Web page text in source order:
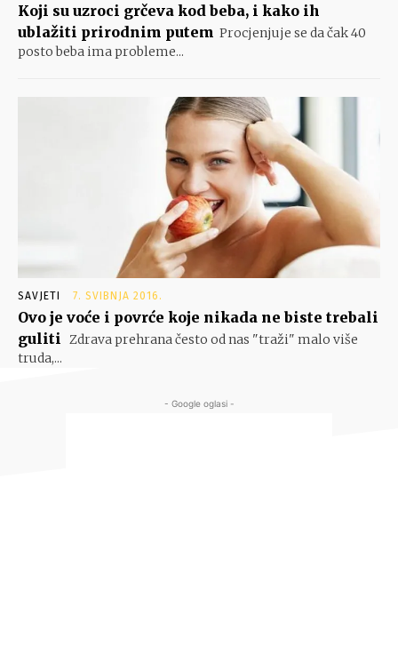
Koji su uzroci grčeva kod beba, i kako ih
ublažiti prirodnim putem Procjenjuje se da čak 40
posto beba ima probleme...
SAVJETI 7. SVIBNJA 2016.
Ovo je voće i povrće koje nikada ne biste trebali
guliti Zdrava prehrana često od nas "traži" malo više
truda,...
- Google oglasi -